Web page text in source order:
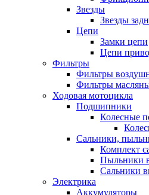
Звезды
Звезды
Цепи
Замки цепи
Цепи
Фильтры
Фильтры
Фильтры
Ходовая мотоцикла
Подшипники
Колесные
Сальники,
Комплект
Пыльники
Сальники
Электрика
Аккумуляторы